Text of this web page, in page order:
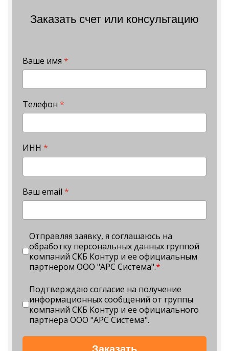
Заказать счет или консультацию
Ваше имя *
Телефон *
ИНН *
Ваш email *
Отправляя заявку, я соглашаюсь на
обработку персональных данных группой
компаний СКБ Контур и ее официальным
партнером ООО "АРС Система".*
Подтверждаю согласие на получение
информационных сообщений от группы
компаний СКБ Контур и ее официального
партнера ООО "АРС Система".